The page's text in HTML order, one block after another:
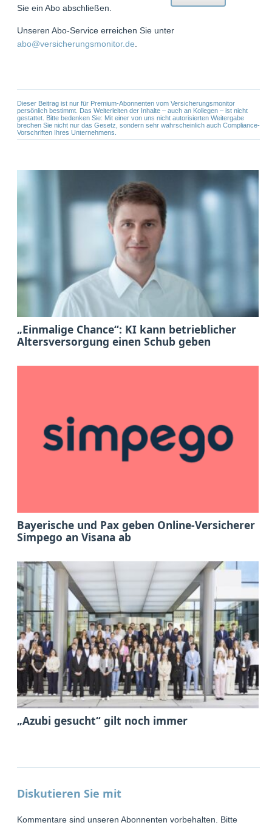
Sie ein Abo abschließen.
Unseren Abo-Service erreichen Sie unter
abo@versicherungsmonitor.de
Dieser Beitrag ist nur für Premium-Abonnenten vom Versicherungsmonitor
persönlich bestimmt. Das Weiterleiten der Inhalte – auch an Kollegen – ist nicht
gestattet. Bitte bedenken Sie: Mit einer von uns nicht autorisierten Weitergabe
brechen Sie nicht nur das Gesetz, sondern sehr wahrscheinlich auch Compliance-
Vorschriften Ihres Unternehmens.
„Einmalige Chance“: KI kann betrieblicher
Altersversorgung einen Schub geben
Bayerische und Pax geben Online-Versicherer
Simpego an Visana ab
„Azubi gesucht“ gilt noch immer
Diskutieren Sie mit
Kommentare sind unseren Abonnenten vorbehalten. Bitte